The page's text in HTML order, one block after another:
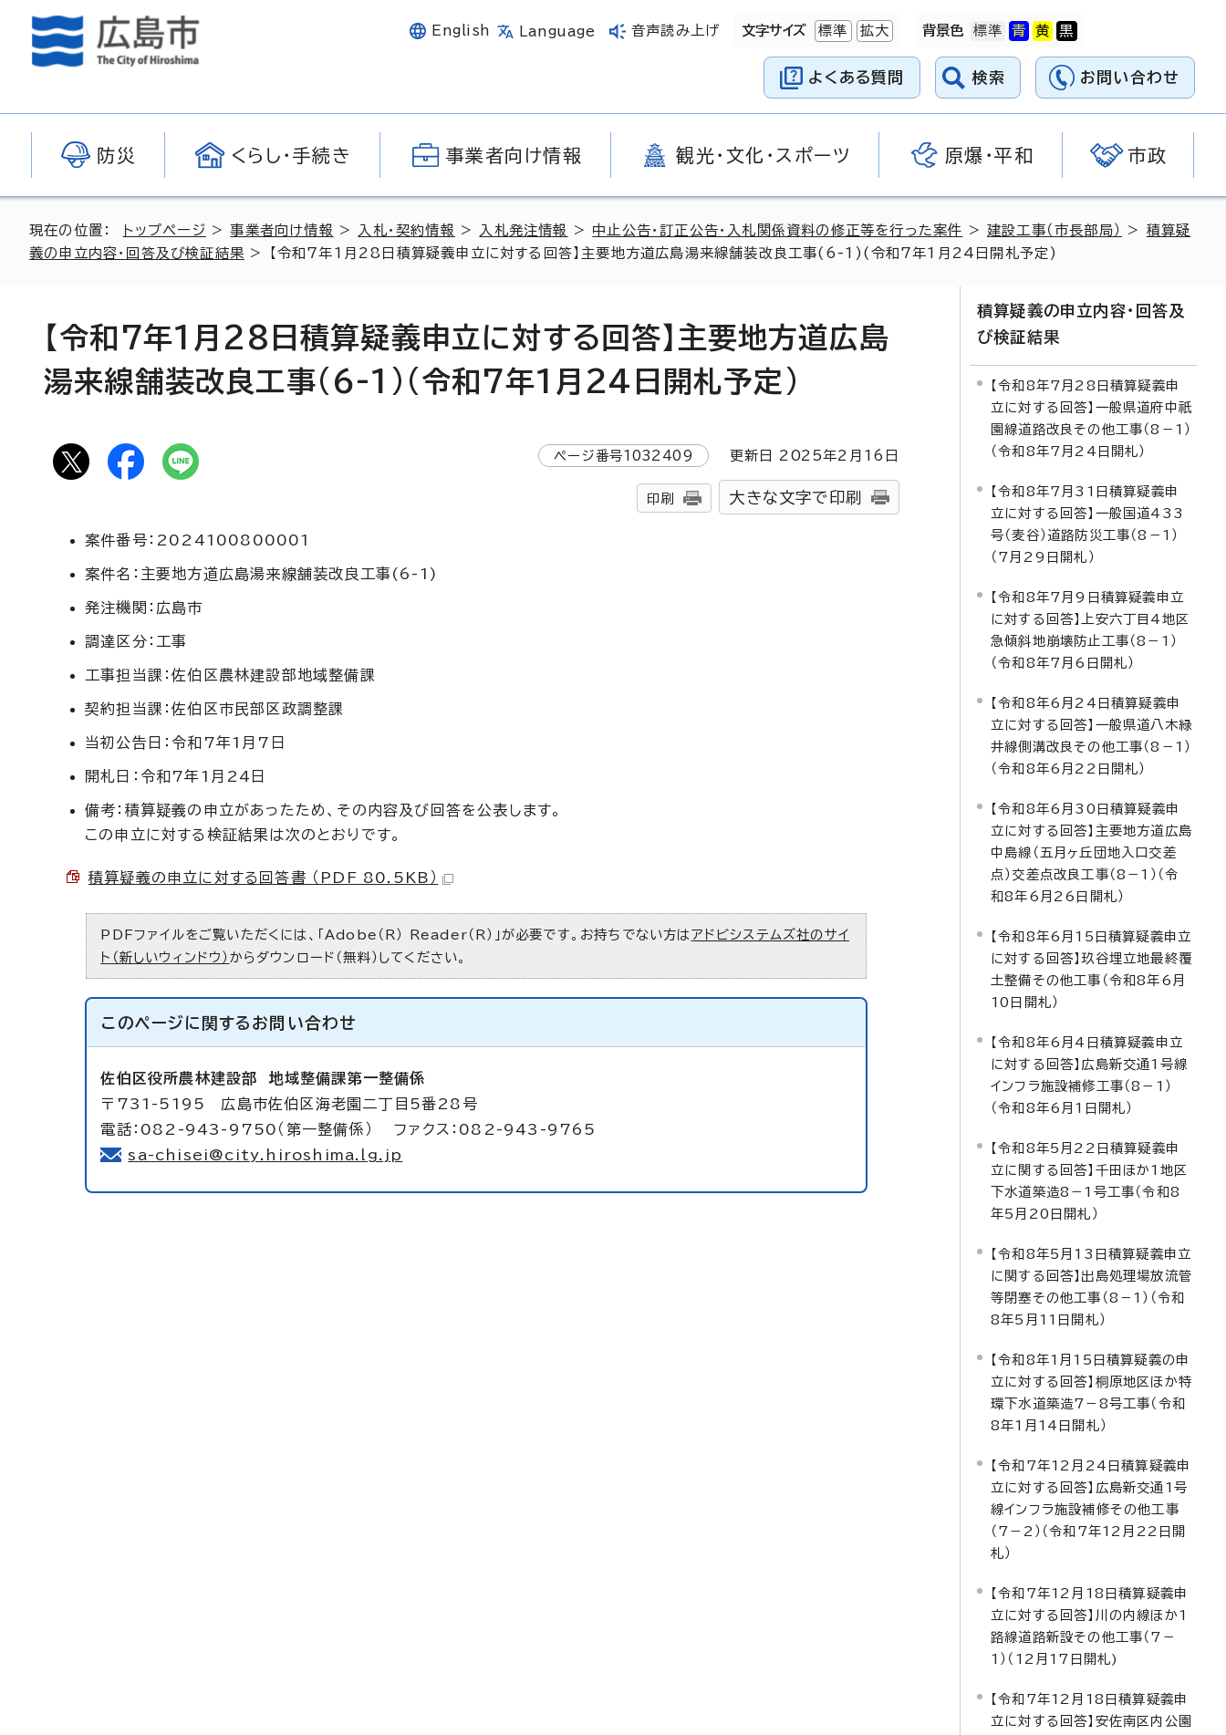
English Language 音声読み上げ 文字サイズ 標準 拡大 背景色
よくある質問 検索 お問い合わせ
防災 くらし・手続き 事業者向け情報 観光・文化・スポーツ 原爆・平和 市政
現在の位置： トップページ >事業者向け情報 > 入札・契約情報 > 入札発注情報 > 中止公告・訂正公告・入札関係資料の修正等を行った案件 >建設工事（市長部局） > 積算疑
義の申立内容・回答及び検証結果 > 【令和7年1月28日積算疑義申立に対する回答】主要地方道広島湯来線舗装改良工事(6-1)(令和7年1月24日開札予定)
【令和7年1月28日積算疑義申立に対する回答】主要地方道広島
湯来線舗装改良工事(6-1)(令和7年1月24日開札予定)
ページ番号1032409 更新日 2025年2月 16 日
印刷 大きな文字で印刷
案件番号：2024100800001
案件名：主要地方道広島湯来線舗装改良工事(6-1)
発注機関：広島市
調達区分：工事
工事担当課：佐伯区農林建設部地域整備課
契約担当課：佐伯区市民部区政調整課
当初公告日：令和7年1月7日
開札日：令和7年1月24日
備考：積算疑義の申立があったため、その内容及び回答を公表します。
この申立に対する検証結果は次のとおりです。
積算疑義の申立に対する回答書 （PDF 80.5KB）
PDFファイルをご覧いただくには、「Adobe（R） Reader（R）」が必要です。お持ちでない方は アドビシステムズ社のサイ
ト（新しいウィンドウ） からダウンロード（無料）してください。
このページに関する お問い合わせ
佐伯区役所農林建設部 地域整備課第一整備係
〒731-5195 広島市佐伯区海老園二丁目5番28号
電話：082-943-9750（第一整備係） ファクス：082-943-9765
sa-chisei@city.hiroshima.lg.jp
積算疑義の申立内容・回答及
び検証結果
【令和8年7月28日積算疑義申
立に対する回答】一般県道府中祇
園線道路改良その他工事（8－1）
（令和8年7月24日開札）
【令和8年7月31日積算疑義申
立に対する回答】一般国道433
号（麦谷）道路防災工事（8－1）
（7月29日開札）
【令和8年7月9日積算疑義申立
に対する回答】上安六丁目4地区
急傾斜地崩壊防止工事（8－1）
（令和8年7月6日開札）
【令和8年6月24日積算疑義申
立に対する回答】一般県道八木緑
井線側溝改良その他工事（8－1）
（令和8年6月22日開札）
【令和8年6月30日積算疑義申
立に対する回答】主要地方道広島
中島線（五月ヶ丘団地入口交差
点）交差点改良工事（8－1）（令
和8年6月26日開札）
【令和8年6月15日積算疑義申立
に対する回答】玖谷埋立地最終覆
土整備その他工事（令和8年6月
10日開札）
【令和8年6月4日積算疑義申立
に対する回答】広島新交通1号線
インフラ施設補修工事（8－1）
（令和8年6月1日開札）
【令和8年5月22日積算疑義申
立に関する回答】千田ほか1地区
下水道築造8－1号工事（令和8
年5月20日開札）
【令和8年5月13日積算疑義申立
に関する回答】出島処理場放流管
等閉塞その他工事（8－1）（令和
8年5月11日開札）
【令和8年1月15日積算疑義の申
立に対する回答】桐原地区ほか特
環下水道築造7－8号工事（令和
8年1月14日開札）
【令和7年12月24日積算疑義申
立に対する回答】広島新交通1号
線インフラ施設補修その他工事
（7－2）（令和7年12月22日開
札）
【令和7年12月18日積算疑義申
立に対する回答】川の内線ほか1
路線道路新設その他工事（7－
1）（12月17日開札)
【令和7年12月18日積算疑義申
立に対する回答】安佐南区内公園